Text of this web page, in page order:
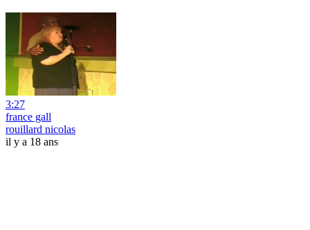
3:27
france gall
rouillard nicolas
il y a 18 ans